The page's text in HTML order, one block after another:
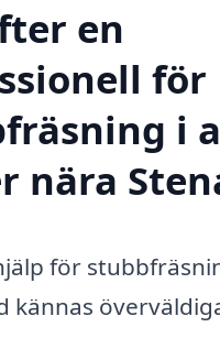
en
för
i
nära
för
kännas